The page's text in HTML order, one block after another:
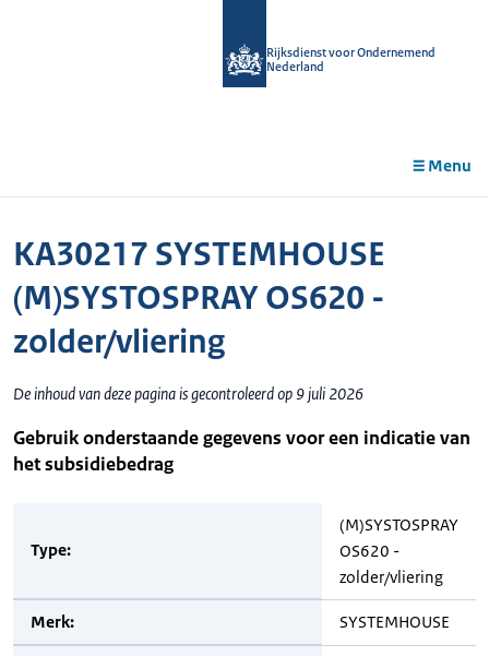
Rijksdienst voor Ondernemend
Nederland
Menu
KA30217 SYSTEMHOUSE
(M)SYSTOSPRAY OS620 -
zolder/vliering
De inhoud van deze pagina is gecontroleerd op 9 juli 2026
Gebruik onderstaande gegevens voor een indicatie van
het subsidiebedrag
Type:
(M)SYSTOSPRAY
OS620 -
zolder/vliering
Merk: SYSTEMHOUSE